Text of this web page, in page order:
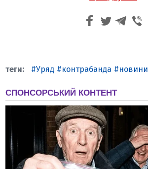
Уряд контрабанда новини